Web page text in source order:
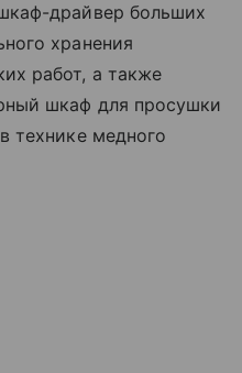
драйвер больших
хранения
работ, а также
шкаф для просушки
технике медного